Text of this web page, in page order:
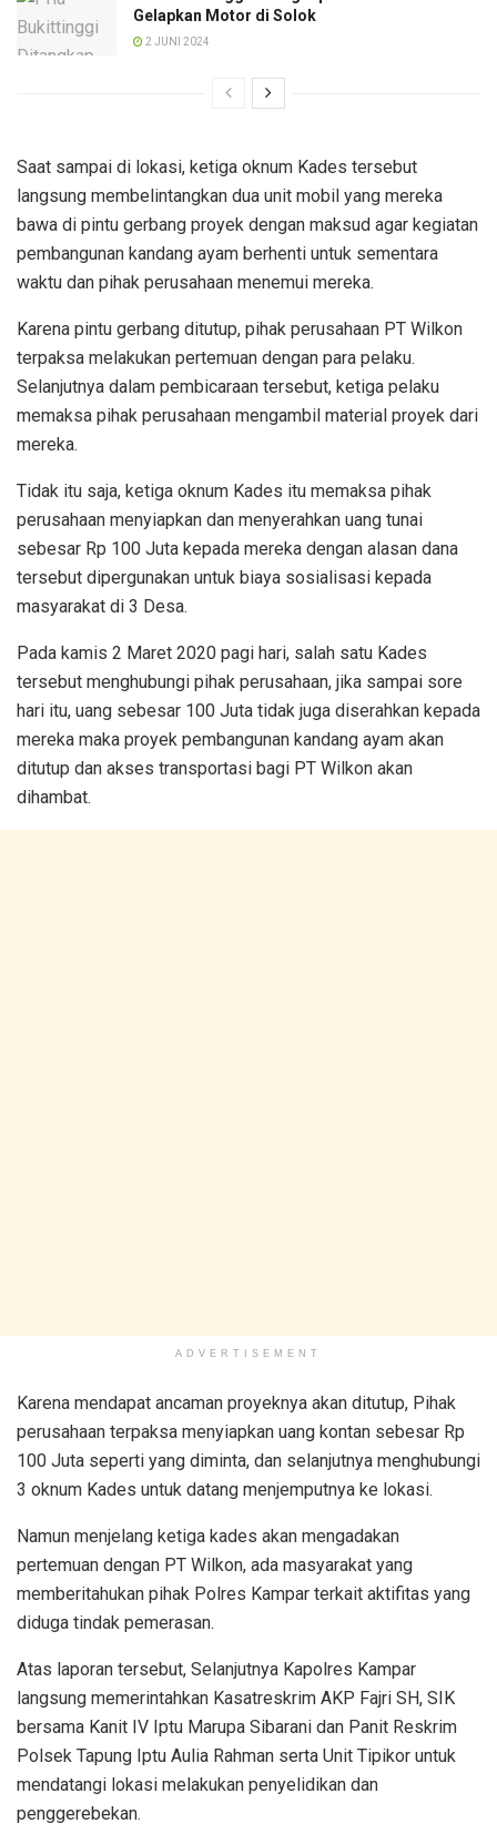
Gelapkan Motor di Solok
2 JUNI 2024
Saat sampai di lokasi, ketiga oknum Kades tersebut
langsung membelintangkan dua unit mobil yang mereka
bawa di pintu gerbang proyek dengan maksud agar kegiatan
pembangunan kandang ayam berhenti untuk sementara
waktu dan pihak perusahaan menemui mereka.
Karena pintu gerbang ditutup, pihak perusahaan PT Wilkon
terpaksa melakukan pertemuan dengan para pelaku.
Selanjutnya dalam pembicaraan tersebut, ketiga pelaku
memaksa pihak perusahaan mengambil material proyek dari
mereka.
Tidak itu saja, ketiga oknum Kades itu memaksa pihak
perusahaan menyiapkan dan menyerahkan uang tunai
sebesar Rp 100 Juta kepada mereka dengan alasan dana
tersebut dipergunakan untuk biaya sosialisasi kepada
masyarakat di 3 Desa.
Pada kamis 2 Maret 2020 pagi hari, salah satu Kades
tersebut menghubungi pihak perusahaan, jika sampai sore
hari itu, uang sebesar 100 Juta tidak juga diserahkan kepada
mereka maka proyek pembangunan kandang ayam akan
ditutup dan akses transportasi bagi PT Wilkon akan
dihambat.
ADVERTISEMENT
Karena mendapat ancaman proyeknya akan ditutup, Pihak
perusahaan terpaksa menyiapkan uang kontan sebesar Rp
100 Juta seperti yang diminta, dan selanjutnya menghubungi
3 oknum Kades untuk datang menjemputnya ke lokasi.
Namun menjelang ketiga kades akan mengadakan
pertemuan dengan PT Wilkon, ada masyarakat yang
memberitahukan pihak Polres Kampar terkait aktifitas yang
diduga tindak pemerasan.
Atas laporan tersebut, Selanjutnya Kapolres Kampar
langsung memerintahkan Kasatreskrim AKP Fajri SH, SIK
bersama Kanit IV Iptu Marupa Sibarani dan Panit Reskrim
Polsek Tapung Iptu Aulia Rahman serta Unit Tipikor untuk
mendatangi lokasi melakukan penyelidikan dan
penggerebekan.